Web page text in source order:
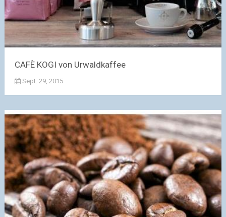
CAFÈ KOGI von Urwaldkaffee
Sept. 29, 2015